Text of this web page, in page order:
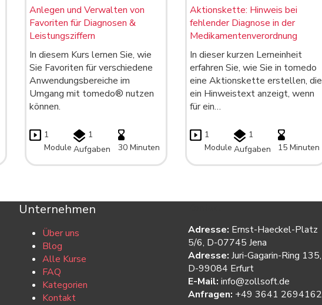
Anlegen und Verwalten von
Favoriten für Diagnosen &
Leistungsziffern
In diesem Kurs lernen Sie, wie
Sie Favoriten für verschiedene
Anwendungsbereiche im
Umgang mit tomedo® nutzen
können.
1
Module
1
Aufgaben
30 Minuten
Aktionskette: Hinweis bei
fehlender Diagnose in der
Medikamentenverordnung
In dieser kurzen Lerneinheit
erfahren Sie, wie Sie in tomedo
eine Aktionskette erstellen, die
ein Hinweistext anzeigt, wenn
für ein…
1
Module
1
Aufgaben
15 Minuten
Unternehmen
Über uns
Blog
Alle Kurse
FAQ
Kategorien
Kontakt
Adresse: Ernst-Haeckel-Platz
5/6, D-07745 Jena
Adresse: Juri-Gagarin-Ring 135,
D-99084 Erfurt
E-Mail: info@zollsoft.de
Anfragen: +49 3641 2694162